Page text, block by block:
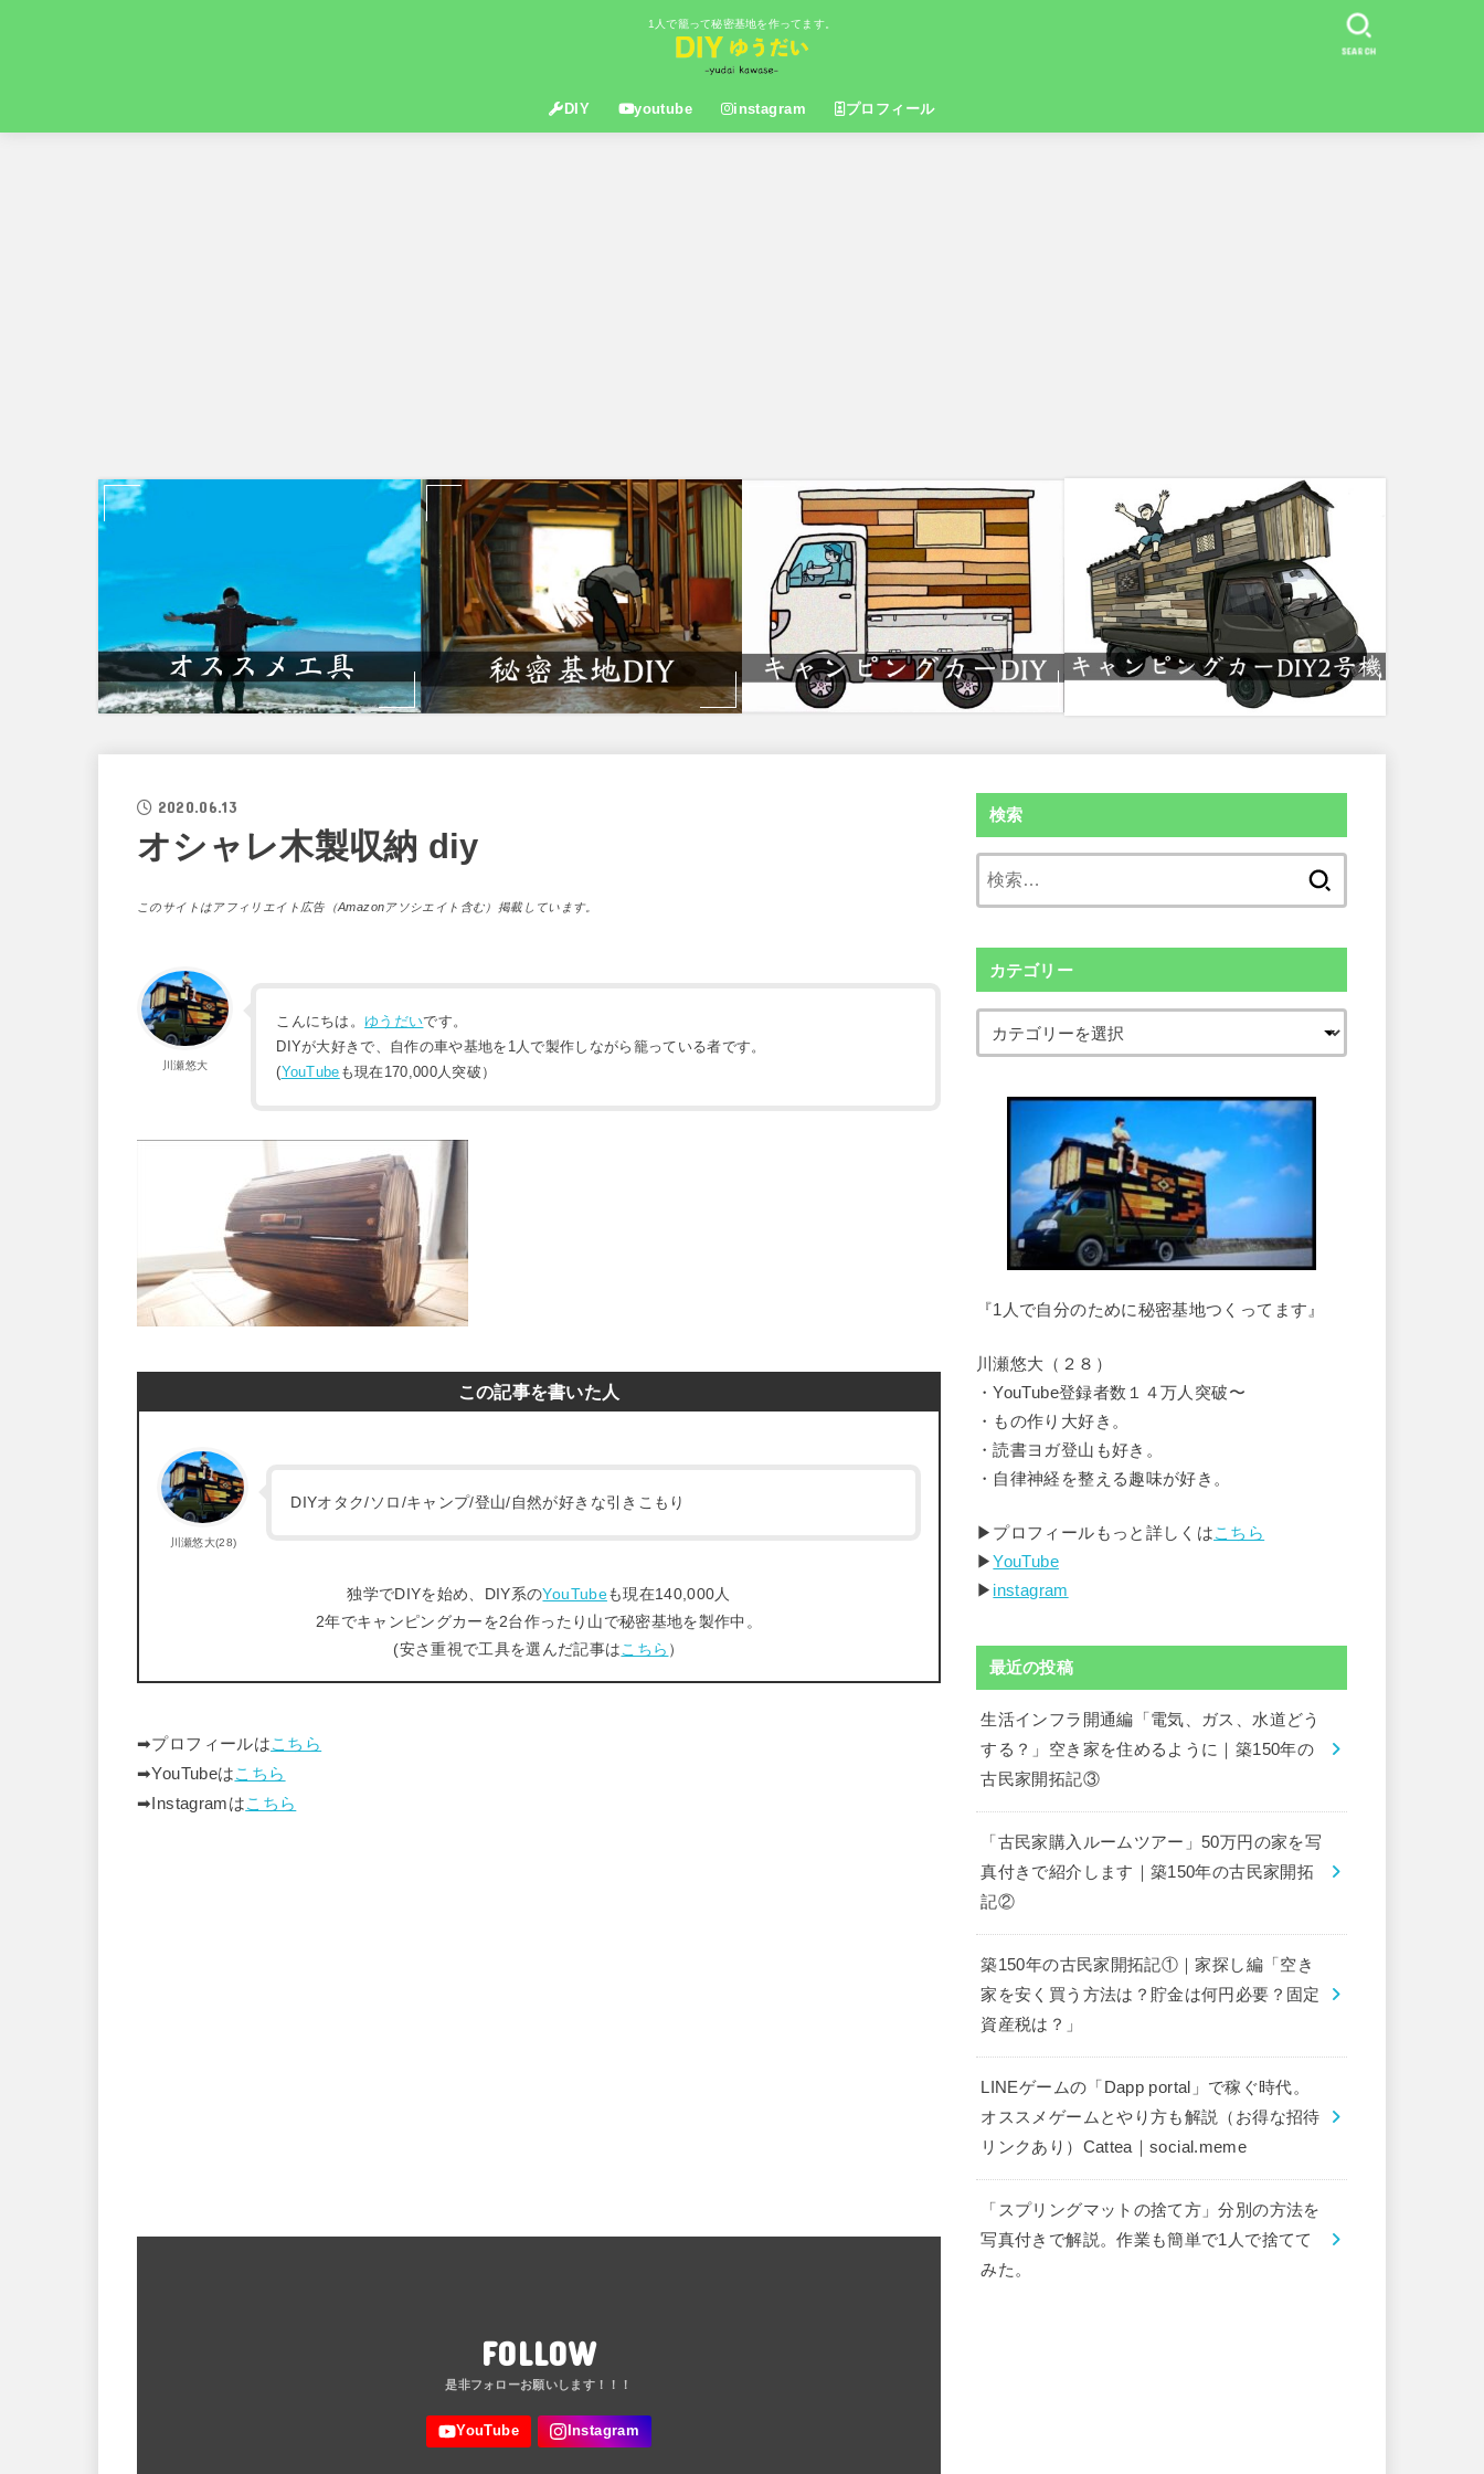
1人で籠って秘密基地を作ってます。
DIY youtube instagram プロフィール
SEARCH
2020.06.13
オシャレ木製収納 diy
このサイトはアフィリエイト広告（Amazonアソシエイト含む）掲載しています。
川瀬悠大
こんにちは。ゆうだいです。
DIYが大好きで、自作の車や基地を1人で製作しながら籠っている者です。
(YouTube も現在170,000人突破）
この記事を書いた人
川瀬悠大(28)
DIYオタク/ソロ/キャンプ/登山/自然が好きな引きこもり
独学でDIYを始め、DIY系のYouTubeも現在140,000人
2年でキャンピングカーを2台作ったり山で秘密基地を製作中。
(安さ重視で工具を選んだ記事はこちら ）
➡︎プロフィールはこちら
➡︎YouTubeはこちら
➡︎Instagramはこちら
FOLLOW
検索
カテゴリー
『1人で自分のために秘密基地つくってます』
川瀬悠大（２８）
・YouTube登録者数１４万人突破〜
・もの作り大好き。
・読書ヨガ登山も好き。
・自律神経を整える趣味が好き。
▶︎プロフィールもっと詳しくはこちら
▶︎YouTube
▶︎ instagram
最近の投稿
生活インフラ開通編「電気、ガス、水道どう
する？」空き家を住めるように｜築150年の
古民家開拓記③
「古民家購入ルームツアー」50万円の家を写
真付きで紹介します｜築150年の古民家開拓
記②
築150年の古民家開拓記①｜家探し編「空き
家を安く買う方法は？貯金は何円必要？固定
資産税は？」
LINEゲームの「Dapp portal」で稼ぐ時代。
オススメゲームとやり方も解説（お得な招待
リンクあり）Cattea｜social.meme
「スプリングマットの捨て方」分別の方法を
写真付きで解説。作業も簡単で1人で捨てて
みた。